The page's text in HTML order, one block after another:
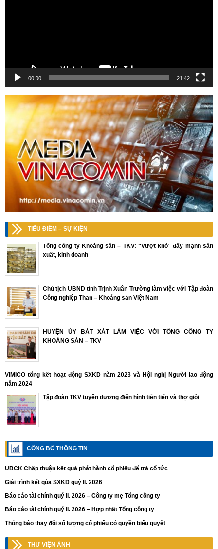
00:00 21:42
TIÊU ĐIỂM – SỰ KIỆN
Tổng công ty Khoáng sản – TKV: “Vượt khó” đẩy mạnh sản
xuất, kinh doanh
Chủ tịch UBND tỉnh Trịnh Xuân Trường làm việc với Tập đoàn
Công nghiệp Than – Khoáng sản Việt Nam
HUYỆN ỦY BÁT XÁT LÀM VIỆC VỚI TỔNG CÔNG TY
KHOÁNG SẢN – TKV
VIMICO tổng kết hoạt động SXKD năm 2023 và Hội nghị Người lao động
năm 2024
Tập đoàn TKV tuyên dương điển hình tiên tiến và thợ giỏi
CÔNG BỐ THÔNG TIN
UBCK Chấp thuận kết quả phát hành cổ phiếu để trả cổ tức
Giải trình kết qủa SXKD quý II. 2026
Báo cáo tài chính quý II. 2026 – Công ty mẹ Tổng công ty
Báo cáo tài chính quý II. 2026 – Hợp nhất Tổng công ty
Thông báo thay đổi số lượng cổ phiếu có quyền biểu quyết
THƯ VIỆN ẢNH